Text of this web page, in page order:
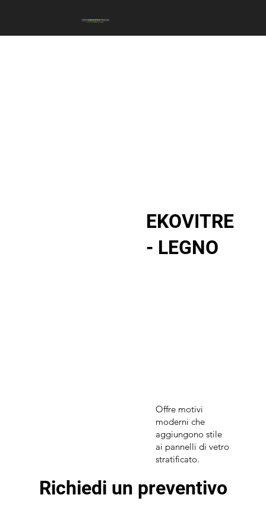
Richiedi un preventivo
EKOVITRE
- LEGNO
Offre motivi
moderni che
aggiungono stile
ai pannelli di vetro
stratificato.